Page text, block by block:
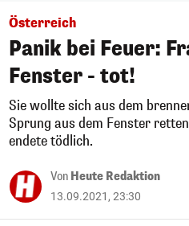
Österreich
Panik bei Feuer:
Fenster - tot!
Sie wollte sich aus dem
Sprung aus dem Fenster
endete tödlich.
Von Heute Redaktion
13.09.2021, 23:30